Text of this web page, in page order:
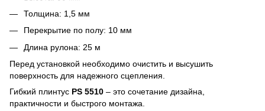
Толщина: 1,5 мм
Перекрытие по полу: 10 мм
Длина рулона: 25 м
Перед установкой необходимо очистить и высушить
поверхность для надежного сцепления.
Гибкий плинтус PS 5510 – это сочетание дизайна,
практичности и быстрого монтажа.